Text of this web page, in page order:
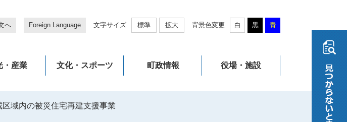
へ Foreign Language 文字サイズ 標準 拡大 背景色変更 白 黒 青
・産業 文化・スポーツ 町政情報 役場・施設
域内の被災住宅再建支援事業